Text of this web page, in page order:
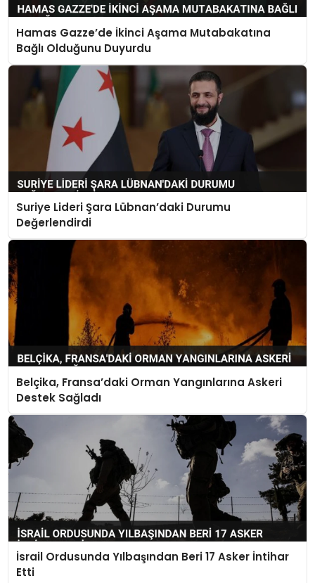
Hamas Gazze’de İkinci Aşama Mutabakatına
Bağlı Olduğunu Duyurdu
Suriye Lideri Şara Lübnan’daki Durumu
Değerlendirdi
Belçika, Fransa’daki Orman Yangınlarına Askeri
Destek Sağladı
İsrail Ordusunda Yılbaşından Beri 17 Asker İntihar
Etti